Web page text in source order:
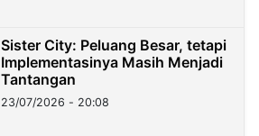
Sister City: Peluang Besar, tetapi
Implementasinya Masih Menjadi
Tantangan
23/07/2026 - 20:08